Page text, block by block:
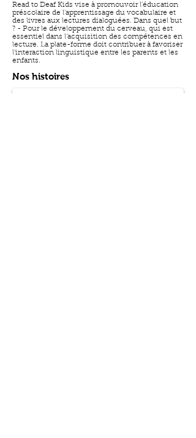
Read to Deaf Kids vise à promouvoir l'éducation
préscolaire de l'apprentissage du vocabulaire et
des livres aux lectures dialoguées. Dans quel but
? - Pour le développement du cerveau, qui est
essentiel dans l’acquisition des compétences en
lecture. La plate-forme doit contribuer à favoriser
l’interaction linguistique entre les parents et les
enfants.
Nos histoires
Le Sac Magique